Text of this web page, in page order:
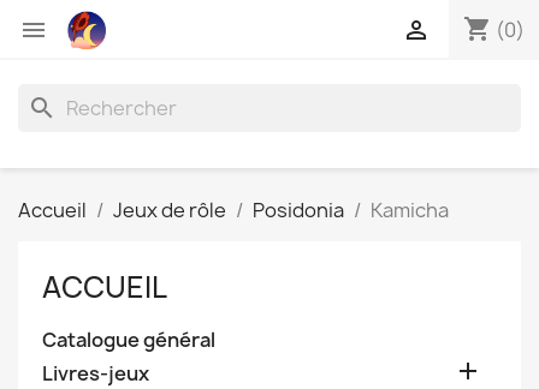
 shopping_cart (0)

search
Accueil Jeux de rôle Posidonia Kamicha
ACCUEIL
Catalogue général
Livres-jeux
